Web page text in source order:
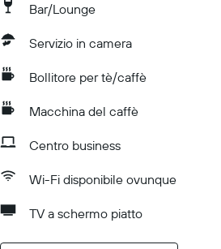
Bar/Lounge
Servizio in camera
Bollitore per tè/caffè
Macchina del caffè
Centro business
Wi-Fi disponibile ovunque
TV a schermo piatto